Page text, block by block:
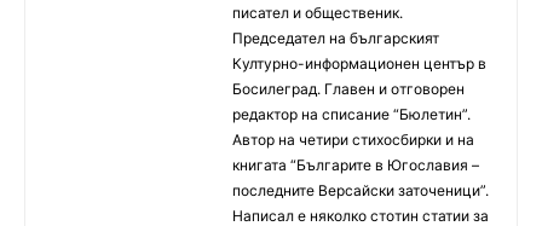
писател и общественик.
Председател на българският
Културно-информационен център в
Босилеград. Главен и отговорен
редактор на списание “Бюлетин”.
Автор на четири стихосбирки и на
книгата “Българите в Югославия –
последните Версайски заточеници”.
Написал е няколко стотин статии за